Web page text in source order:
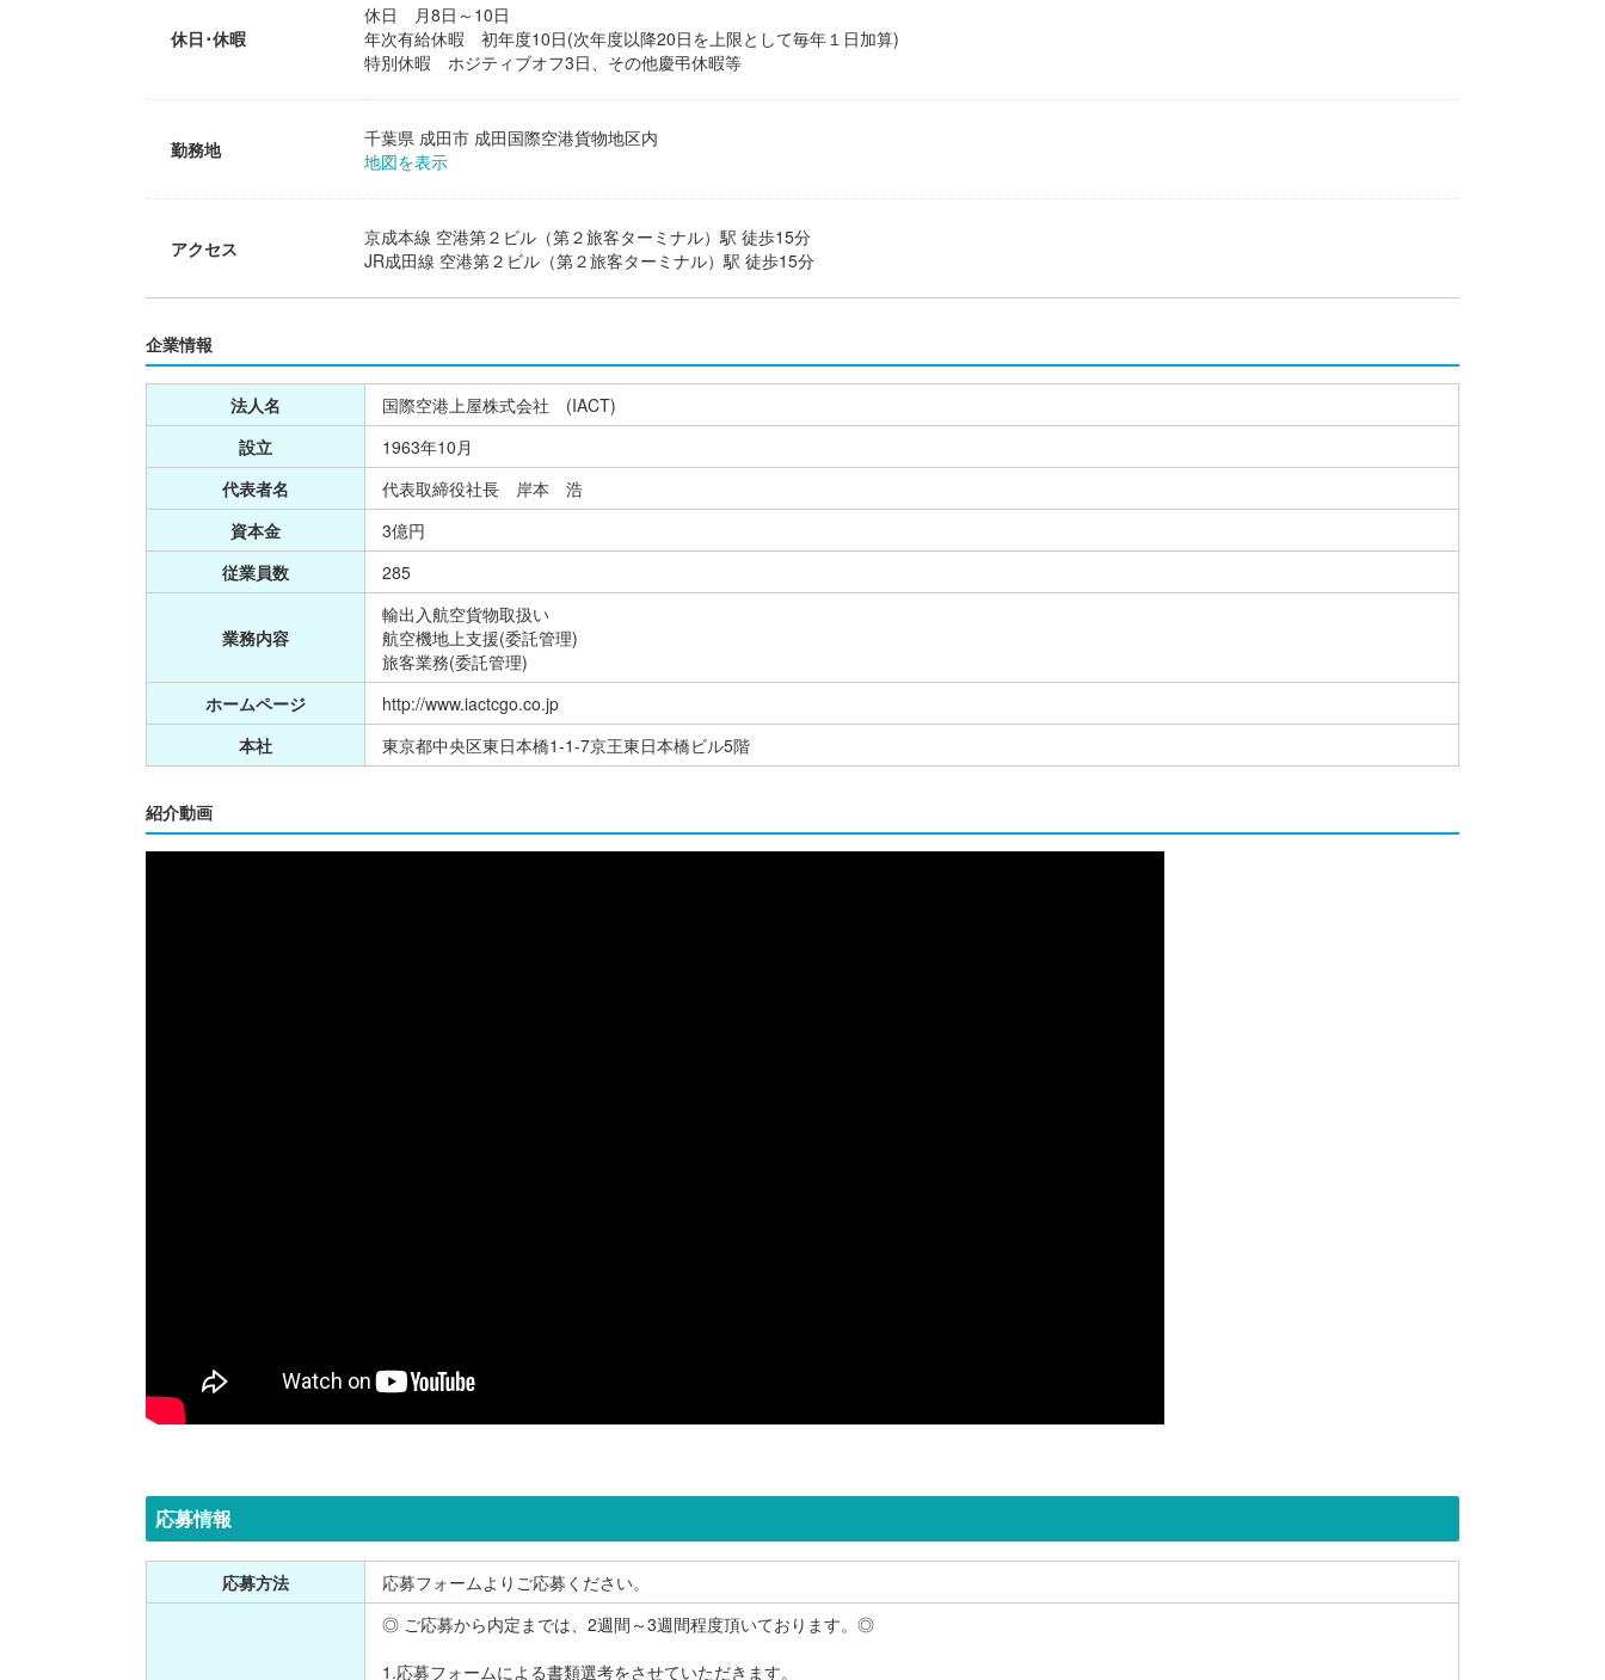
休日･休暇
休日 月8日～10日
年次有給休暇 初年度10日(次年度以降20日を上限として毎年１日加算)
特別休暇 ホジティブオフ3日、その他慶弔休暇等
勤務地
千葉県 成田市 成田国際空港貨物地区内
地図を表示
アクセス
京成本線 空港第２ビル（第２旅客ターミナル）駅 徒歩15分
JR成田線 空港第２ビル（第２旅客ターミナル）駅 徒歩15分
企業情報
法人名
国際空港上屋株式会社 (IACT)
設立
1963年10月
代表者名
代表取締役社長 岸本 浩
資本金
3億円
従業員数
285
業務内容
輸出入航空貨物取扱い
航空機地上支援(委託管理)
旅客業務(委託管理)
ホームページ
http://www.iactcgo.co.jp
本社
東京都中央区東日本橋1-1-7京王東日本橋ビル5階
紹介動画
応募情報
応募方法
応募フォームよりご応募ください。
◎ ご応募から内定までは、2週間～3週間程度頂いております。◎
1.応募フォームによる書類選考をさせていただきます。